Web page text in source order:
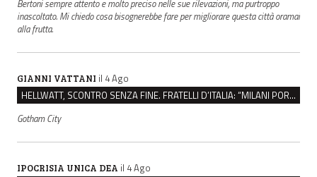
Bertoni sempre attento e molto preciso nelle sue rilevazioni, ma purtroppo
inascoltato. Mi chiedo cosa bisognerebbe fare per migliorare questa città oramai
alla frutta.
GIANNI VATTANI il 4 Ago
HELLWATT, SCONTRO SENZA FINE. FRATELLI D’ITALIA: “MILANI PORTA DOCUMENTI, DE FRANCO INSULTI”
Gotham City
IPOCRISIA UNICA DEA il 4 Ago